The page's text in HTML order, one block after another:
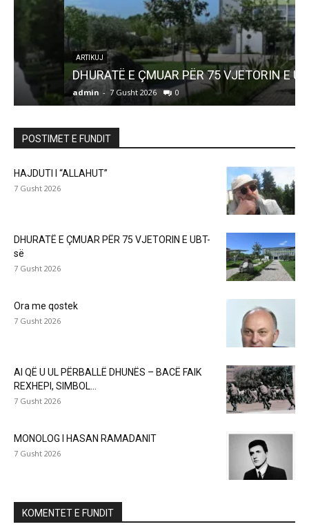
ARTIKUJ
DHURATË E ÇMUAR PËR 75 VJETORIN E UBT-së
admin - 7 Gusht 2026 0
POSTIMET E FUNDIT
HAJDUTI I “ALLAHUT”
7 Gusht 2026
DHURATË E ÇMUAR PËR 75 VJETORIN E UBT-
së
7 Gusht 2026
Ora me qostek
7 Gusht 2026
AI QË U UL PËRBALLË DHUNËS – BACË FAIK
REXHEPI, SIMBOL...
7 Gusht 2026
MONOLOG I HASAN RAMADANIT
7 Gusht 2026
KOMENTET E FUNDIT